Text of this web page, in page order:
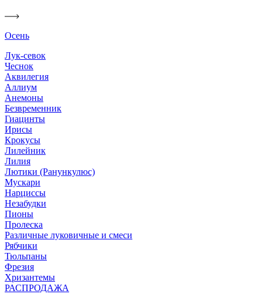
Осень
Лук-севок
Чеснок
Аквилегия
Аллиум
Анемоны
Безвременник
Гиацинты
Ирисы
Крокусы
Лилейник
Лилия
Лютики (Ранункулюс)
Мускари
Нарцисcы
Незабудки
Пионы
Пролеска
Различные луковичные и смеси
Рябчики
Тюльпаны
Фрезия
Хризантемы
РАСПРОДАЖА